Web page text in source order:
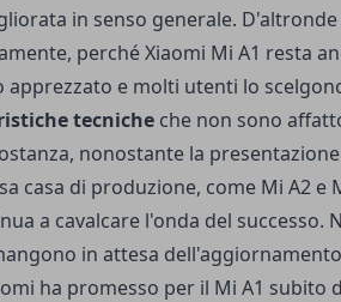
in senso generale.
perché Xiaomi Mi A1 resta
e molti utenti lo
tecniche che non sono
nonostante la
casa di produzione, come Mi A2 e
a cavalcare l'onda del successo.
in attesa
ha promesso per il Mi A1 subito